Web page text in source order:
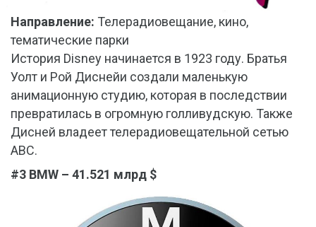
Направление: Телерадиовещание, кино,
тематические парки
История Disney начинается в 1923 году. Братья
Уолт и Рой Диснейи создали маленькую
анимационную студию, которая в последствии
превратилась в огромную голливудскую. Также
Дисней владеет телерадиовещательной сетью
ABC.
#3 BMW – 41.521 млрд $